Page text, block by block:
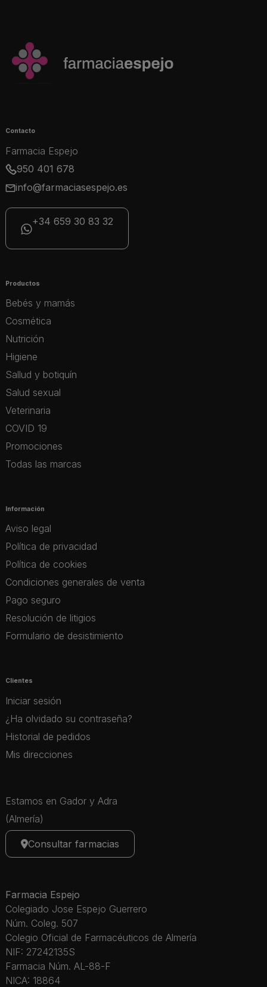
Contacto
Farmacia Espejo
950 401 678
info@farmaciasespejo.es
+34 659 30 83 32
Productos
Bebés y mamás
Cosmética
Nutrición
Higiene
Sallud y botiquín
Salud sexual
Veterinaria
COVID 19
Promociones
Todas las marcas
Información
Aviso legal
Política de privacidad
Política de cookies
Condiciones generales de venta
Pago seguro
Resolución de litigios
Formulario de desistimiento
Clientes
Iniciar sesión
¿Ha olvidado su contraseña?
Historial de pedidos
Mis direcciones
Estamos en Gador y Adra
(Almería)
Consultar farmacias
Farmacia Espejo
Colegiado Jose Espejo Guerrero
Núm. Coleg. 507
Colegio Oficial de Farmacéuticos de Almería
NIF: 27242135S
Farmacia Núm. AL-88-F
NICA: 18864